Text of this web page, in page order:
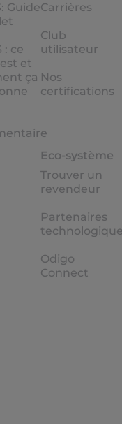
Guide
: ce
et
ça
Carrières
Club
utilisateur
Nos
certifications
Eco-système
Trouver un
revendeur
Partenaires
Odigo
Connect